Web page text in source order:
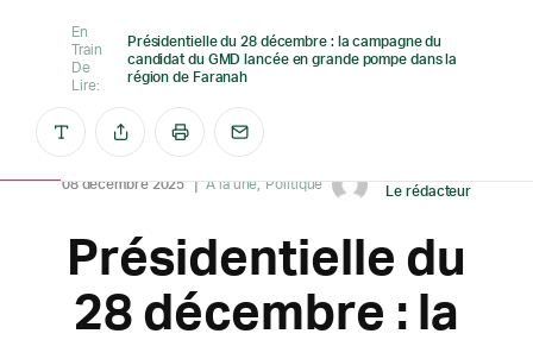
En
Train
De
Lire:
Présidentielle du 28 décembre : la campagne du
candidat du GMD lancée en grande pompe dans la
région de Faranah
08 décembre 2025 A la une Politique
Le rédacteur
Présidentielle du
28 décembre : la